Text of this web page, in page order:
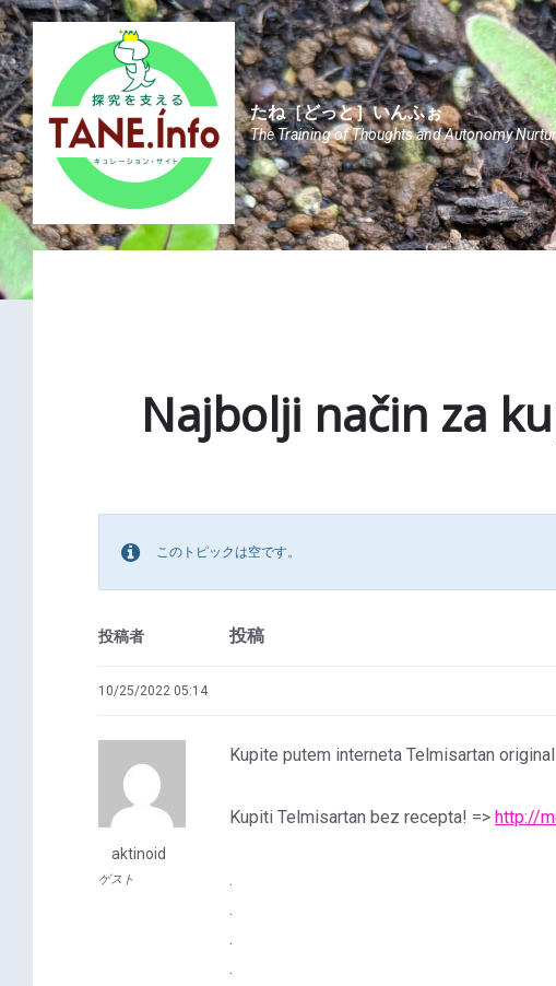
Skip
to
content
Skip
to
main
navigation
Skip
to
footer
たね［どっと］いんふぉ
The Training of Thoughts and Autonomy
Najbolji način za
このトピックは空です。
投稿者 投稿
10/25/2022 05:14
aktinoid
ゲスト
Kupite putem interneta Telmisartan
Kupiti Telmisartan bez recepta! => http://
.
.
.
.